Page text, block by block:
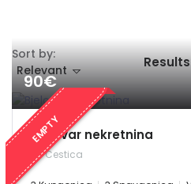
Sort by:
Relevant
EMPTY
90€
Bjelovar nekretnina
Cestica